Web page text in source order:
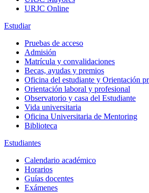
URJC Online
Estudiar
Pruebas de acceso
Admisión
Matrícula y convalidaciones
Becas, ayudas y premios
Oficina del estudiante y Orientación
Orientación laboral y profesional
Observatorio y casa del Estudiante
Vida universitaria
Oficina Universitaria de Mentoring
Biblioteca
Estudiantes
Calendario académico
Horarios
Guías docentes
Exámenes